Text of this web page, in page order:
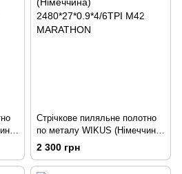
Стрічкове пиляльне полотно
по металу WIKUS (Німеччина)
2480*27*0.9*4/6TPI M42
MARATHON
2 300 грн